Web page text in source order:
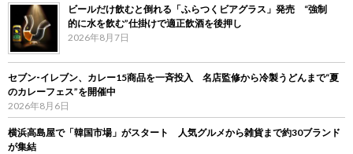
ビールだけ飲むと倒れる「ふらつくビアグラス」発売 “強制
的に水を飲む”仕掛けで適正飲酒を後押し
2026年8月7日
セブン‐イレブン、カレー15商品を一斉投入 名店監修から冷製うどんまで“夏
のカレーフェス”を開催中
2026年8月6日
横浜高島屋で「韓国市場」がスタート 人気グルメから雑貨まで約30ブランド
が集結